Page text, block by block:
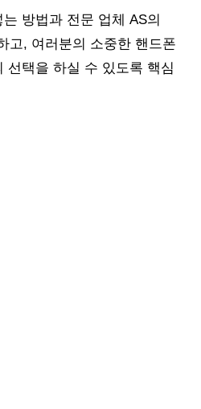
방법과 전문 업체 AS의
고, 여러분의 소중한 핸드폰
선택을 하실 수 있도록 핵심